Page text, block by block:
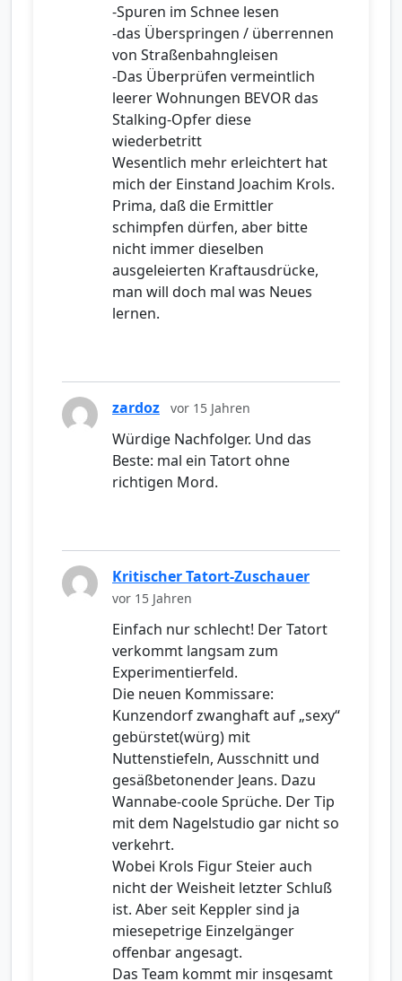
-Spuren im Schnee lesen
-das Überspringen / überrennen
von Straßenbahngleisen
-Das Überprüfen vermeintlich
leerer Wohnungen BEVOR das
Stalking-Opfer diese
wiederbetritt
Wesentlich mehr erleichtert hat
mich der Einstand Joachim Krols.
Prima, daß die Ermittler
schimpfen dürfen, aber bitte
nicht immer dieselben
ausgeleierten Kraftausdrücke,
man will doch mal was Neues
lernen.
zardoz vor 15 Jahren
Würdige Nachfolger. Und das
Beste: mal ein Tatort ohne
richtigen Mord.
Kritischer Tatort-Zuschauer
vor 15 Jahren
Einfach nur schlecht! Der Tatort
verkommt langsam zum
Experimentierfeld.
Die neuen Kommissare:
Kunzendorf zwanghaft auf „sexy“
gebürstet(würg) mit
Nuttenstiefeln, Ausschnitt und
gesäßbetonender Jeans. Dazu
Wannabe-coole Sprüche. Der Tip
mit dem Nagelstudio gar nicht so
verkehrt.
Wobei Krols Figur Steier auch
nicht der Weisheit letzter Schluß
ist. Aber seit Keppler sind ja
miesepetrige Einzelgänger
offenbar angesagt.
Das Team kommt mir insgesamt